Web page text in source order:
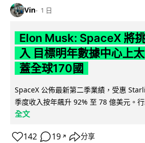
Vin 1 日
Elon Musk: SpaceX 將
入 目標明年數據中心上
蓋全球170國
SpaceX 公佈最新第二季業績，受惠
季度收入按年飆升 92% 至 78 億美元。
全文
142 19 ↗ 分享